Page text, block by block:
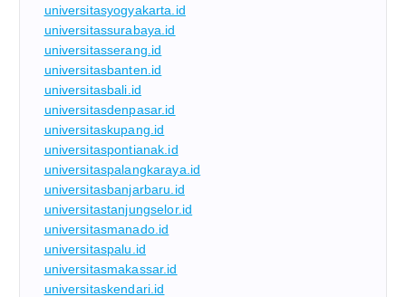
universitasyogyakarta.id
universitassurabaya.id
universitasserang.id
universitasbanten.id
universitasbali.id
universitasdenpasar.id
universitaskupang.id
universitaspontianak.id
universitaspalangkaraya.id
universitasbanjarbaru.id
universitastanjungselor.id
universitasmanado.id
universitaspalu.id
universitasmakassar.id
universitaskendari.id